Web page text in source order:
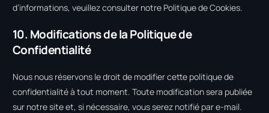
d’informations, veuillez consulter notre Politique de Cookies.
10. Modifications de la Politique de
Confidentialité
Nous nous réservons le droit de modifier cette politique de
confidentialité à tout moment. Toute modification sera publiée
sur notre site et, si nécessaire, vous serez notifié par e-mail.